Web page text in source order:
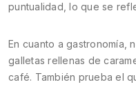
puntualidad, lo que se
En cuanto a gastronomía,
galletas rellenas de
café. También prueba el